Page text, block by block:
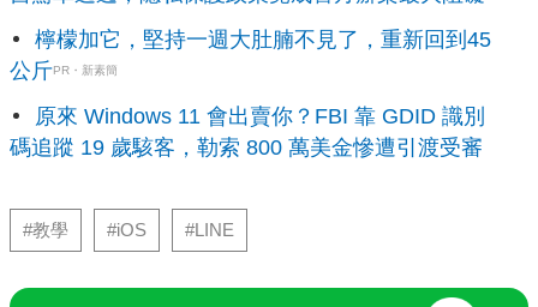
檸檬加它，堅持一週大肚腩不見了，重新回到45
公斤PR・新素簡
原來 Windows 11 會出賣你？FBI 靠 GDID 識別
碼追蹤 19 歲駭客，勒索 800 萬美金慘遭引渡受審
#教學 #iOS #LINE